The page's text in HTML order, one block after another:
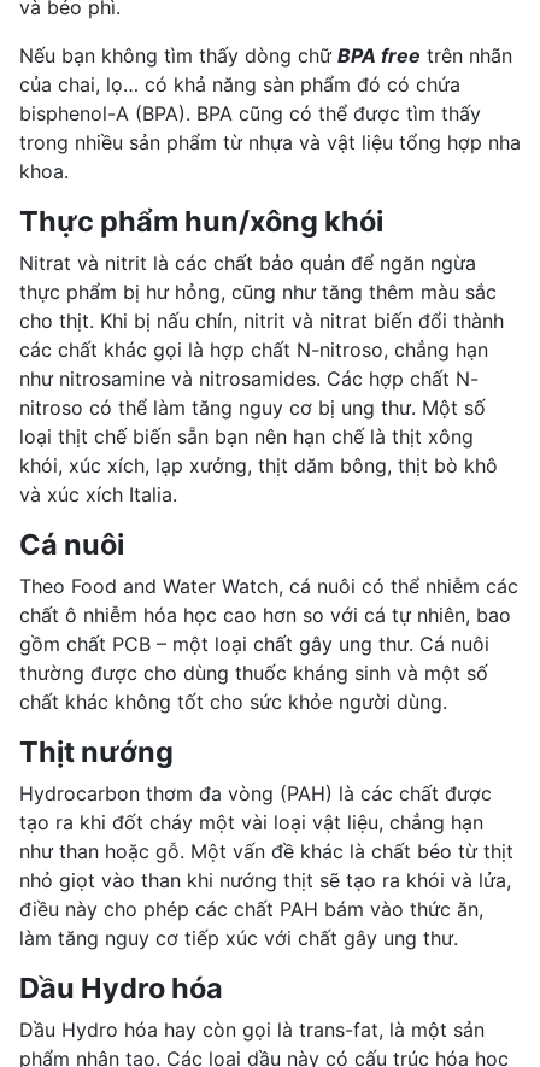
và béo phì.
Nếu bạn không tìm thấy dòng chữ BPA free trên nhãn
của chai, lọ… có khả năng sàn phẩm đó có chứa
bisphenol-A (BPA). BPA cũng có thể được tìm thấy
trong nhiều sản phẩm từ nhựa và vật liệu tổng hợp nha
khoa.
Thực phẩm hun/xông khói
Nitrat và nitrit là các chất bảo quản để ngăn ngừa
thực phẩm bị hư hỏng, cũng như tăng thêm màu sắc
cho thịt. Khi bị nấu chín, nitrit và nitrat biến đổi thành
các chất khác gọi là hợp chất N-nitroso, chẳng hạn
như nitrosamine và nitrosamides. Các hợp chất N-
nitroso có thể làm tăng nguy cơ bị ung thư. Một số
loại thịt chế biến sẵn bạn nên hạn chế là thịt xông
khói, xúc xích, lạp xưởng, thịt dăm bông, thịt bò khô
và xúc xích Italia.
Cá nuôi
Theo Food and Water Watch, cá nuôi có thể nhiễm các
chất ô nhiễm hóa học cao hơn so với cá tự nhiên, bao
gồm chất PCB – một loại chất gây ung thư. Cá nuôi
thường được cho dùng thuốc kháng sinh và một số
chất khác không tốt cho sức khỏe người dùng.
Thịt nướng
Hydrocarbon thơm đa vòng (PAH) là các chất được
tạo ra khi đốt cháy một vài loại vật liệu, chẳng hạn
như than hoặc gỗ. Một vấn đề khác là chất béo từ thịt
nhỏ giọt vào than khi nướng thịt sẽ tạo ra khói và lửa,
điều này cho phép các chất PAH bám vào thức ăn,
làm tăng nguy cơ tiếp xúc với chất gây ung thư.
Dầu Hydro hóa
Dầu Hydro hóa hay còn gọi là trans-fat, là một sản
phẩm nhân tạo. Các loại dầu này có cấu trúc hóa học